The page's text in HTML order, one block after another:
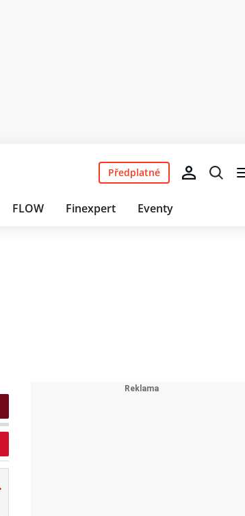
FLOW Finexpert Eventy
Předplatné